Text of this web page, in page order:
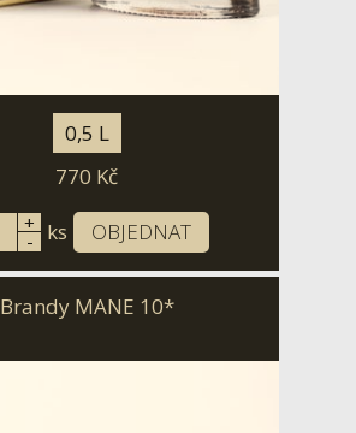
0,5 L
770 Kč
+
- ks OBJEDNAT
Brandy MANE 10*